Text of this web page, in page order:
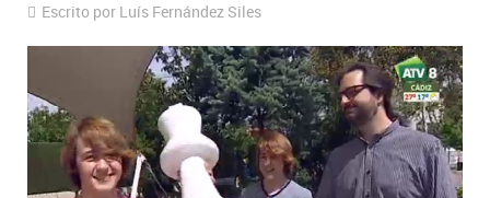
Escrito por Luís Fernández Siles